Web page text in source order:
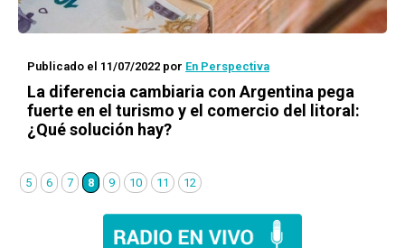
Publicado el 11/07/2022 por En Perspectiva
La diferencia cambiaria con Argentina pega
fuerte en el turismo y el comercio del litoral:
¿Qué solución hay?
5 6 7 8 9 10 11 12